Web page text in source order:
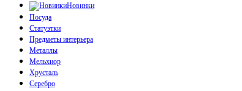
Новинки
Посуда
Статуэтки
Предметы интерьера
Металлы
Мельхиор
Хрусталь
Серебро